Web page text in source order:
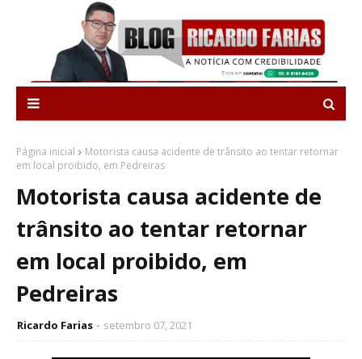
Página inicial
Motorista causa acidente de trânsito ao tentar retornar
em local proibido, em Pedreiras
Motorista causa acidente de
trânsito ao tentar retornar
em local proibido, em
Pedreiras
Ricardo Farias setembro 07, 2021